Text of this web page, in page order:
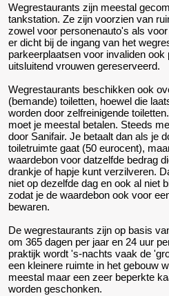
Wegrestaurants zijn meestal
tankstation. Ze zijn voorzien van
zowel voor personenauto's als
er dicht bij de ingang van het
parkeerplaatsen voor invaliden
uitsluitend vrouwen gereserveerd.
Wegrestaurants beschikken ook
(bemande) toiletten, hoewel die
worden door zelfreinigende
moet je meestal betalen. Steeds
door Sanifair. Je betaalt dan als je
toiletruimte gaat (50 eurocent),
waardebon voor datzelfde bedrag
drankje of hapje kunt verzilveren.
niet op dezelfde dag en ook al niet
zodat je de waardebon ook voor
bewaren.
De wegrestaurants zijn op basis
om 365 dagen per jaar en 24 uur
praktijk wordt 's-nachts vaak de
een kleinere ruimte in het gebouw
meestal maar een zeer beperkte
worden geschonken.